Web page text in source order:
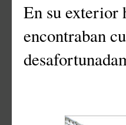
En su exterior
encontraban